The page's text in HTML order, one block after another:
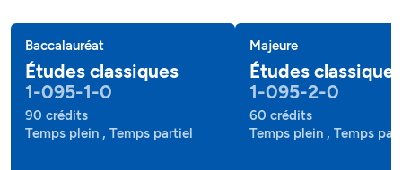
Baccalauréat
Études classiques
1-095-1-0
90 crédits
Temps plein , Temps partiel
Majeure
Études classiques
1-095-2-0
60 crédits
Temps plein , Temps